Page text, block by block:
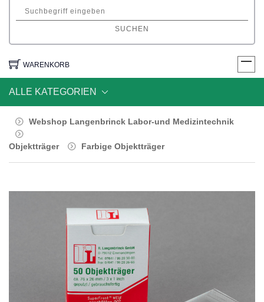
SUCHEN
WARENKORB
ALLE KATEGORIEN
Webshop Langenbrinck Labor-und Medizintechnik
Objektträger Farbige Objektträger